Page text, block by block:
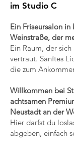
im Studio C
Ein Friseursalon in
Weinstraße, der
Ein Raum, der
vertraut. Sanftes
die zum
Willkommen bei
achtsamen
Neustadt an der
Hier darfst du
abgeben, einfach